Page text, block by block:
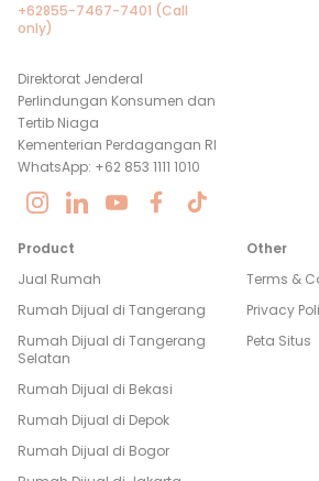
+62855-7467-7401 (Call
only)
Direktorat Jenderal
Perlindungan Konsumen dan
Tertib Niaga
Kementerian Perdagangan RI
WhatsApp: +62 853 1111 1010
Product
Jual Rumah
Rumah Dijual di Tangerang
Rumah Dijual di Tangerang
Selatan
Rumah Dijual di Bekasi
Rumah Dijual di Depok
Rumah Dijual di Bogor
Other
Terms &
Privacy
Peta Situs